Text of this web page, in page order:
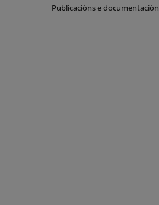
Publicacións e documentación